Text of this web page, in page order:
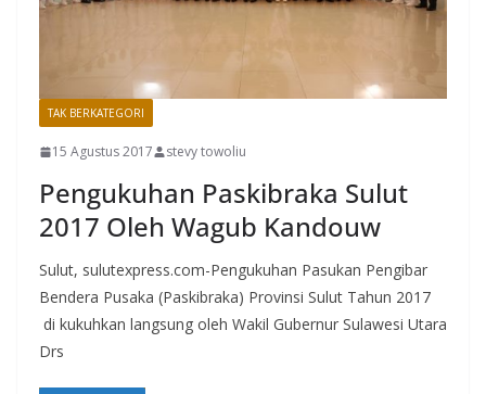
TAK BERKATEGORI
15 Agustus 2017 stevy towoliu
Pengukuhan Paskibraka Sulut
2017 Oleh Wagub Kandouw
Sulut, sulutexpress.com-Pengukuhan Pasukan Pengibar
Bendera Pusaka (Paskibraka) Provinsi Sulut Tahun 2017
di kukuhkan langsung oleh Wakil Gubernur Sulawesi Utara
Drs